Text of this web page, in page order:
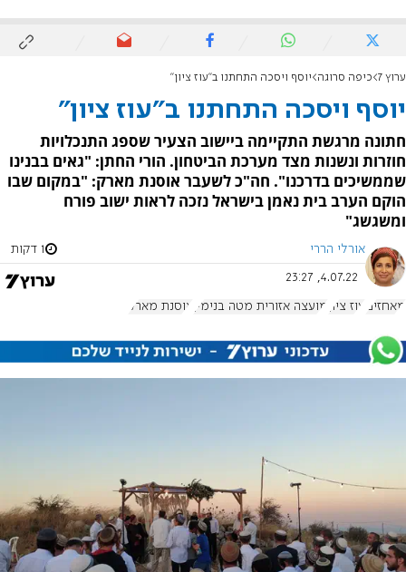
ערוץ 7 כיפה סרוגה יוסף ויסכה התחתנו ב"עוז ציון"
יוסף ויסכה התחתנו ב"עוז ציון"
חתונה מרגשת התקיימה ביישוב הצעיר שספג התנכלויות
חוזרות ונשנות מצד מערכת הביטחון. הורי החתן: "גאים בבנינו
שממשיכים בדרכנו". חה"כ לשעבר אוסנת מארק: "במקום שבו
הוקם הערב בית נאמן בישראל נזכה לראות ישוב פורח
ומשגשג"
אורלי הררי 1 דקות
4.07.22, 23:27
מאחזים עוז ציון מועצה אזורית מטה בנימין אוסנת מארק